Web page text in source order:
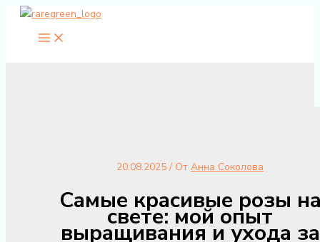
Перейти
содержимому
20.08.2025 / От Анна Соколова
Самые красивые розы
свете: мой опыт
выращивания и ухода за